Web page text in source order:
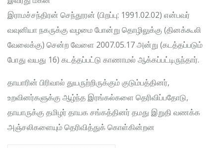
இராமச்சந்திரன் செந்தூரன் (பிறப்பு: 1991.02.02) என்பவர்
வவுனியா நகருக்கு வழமை போன்று தொழிலுக்கு (தினக்கூலி
வேலைக்கு) சென்ற வேளை 2007.05.17 அன்று (கடத்தப்படும்
போது வயது 16) கடத்தப்பட்டு காணாமல் ஆக்கப்பட்டிருந்தார்.
தாயாரின் பிரிவால் துயருற்றிருக்கும் குடும்பத்தினர்,
உறவினர்களுக்கு ஆழ்ந்த இரங்கல்களை தெரிவிப்பதோடு,
தாயாருக்கு தமிழர் தாயக சங்கத்தினர் தமது இறுதி வணக்க
அஞ்சலிகளையும் தெரிவித்துக் கொள்கின்றன